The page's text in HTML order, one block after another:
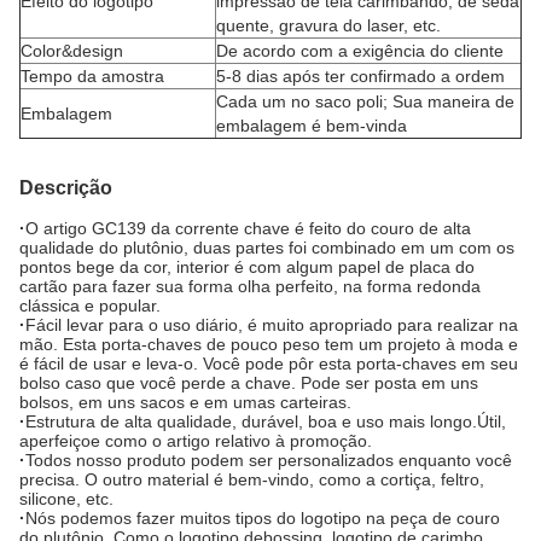
quente, gravura do laser, etc.
Color&design
De acordo com a exigência do cliente
Tempo da amostra
5-8 dias após ter confirmado a ordem
Embalagem
Cada um no saco poli; Sua maneira de
embalagem é bem-vinda
Descrição
·O artigo GC139 da corrente chave é feito do couro de alta
qualidade do plutônio, duas partes foi combinado em um com os
pontos bege da cor, interior é com algum papel de placa do
cartão para fazer sua forma olha perfeito, na forma redonda
clássica e popular.
·Fácil levar para o uso diário, é muito apropriado para realizar na
mão. Esta porta-chaves de pouco peso tem um projeto à moda e
é fácil de usar e leva-o. Você pode pôr esta porta-chaves em seu
bolso caso que você perde a chave. Pode ser posta em uns
bolsos, em uns sacos e em umas carteiras.
·Estrutura de alta qualidade, durável, boa e uso mais longo. Útil,
aperfeiçoe como o artigo relativo à promoção.
·Todos nosso produto podem ser personalizados enquanto você
precisa. O outro material é bem-vindo, como a cortiça, feltro,
silicone, etc.
·Nós podemos fazer muitos tipos do logotipo na peça de couro